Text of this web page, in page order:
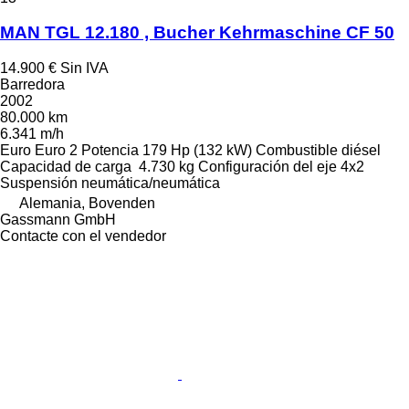
MAN TGL 12.180 , Bucher Kehrmaschine CF 50
14.900 € Sin IVA
Barredora
2002
80.000 km
6.341 m/h
Euro Euro 2 Potencia 179 Hp (132 kW) Combustible diésel
Capacidad de carga 4.730 kg Configuración del eje 4x2
Suspensión neumática/neumática
Alemania, Bovenden
Gassmann GmbH
Contacte con el vendedor